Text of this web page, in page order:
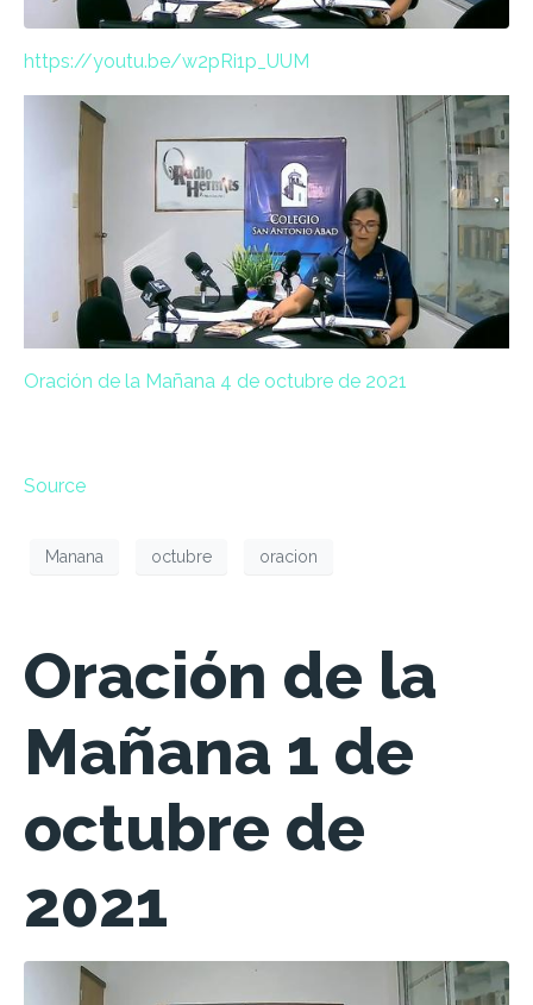
https://youtu.be/w2pRi1p_UUM
Oración de la Mañana 4 de octubre de 2021
Source
Manana octubre oracion
Oración de la
Mañana 1 de
octubre de
2021